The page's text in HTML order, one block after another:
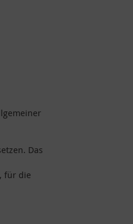
Das
für die